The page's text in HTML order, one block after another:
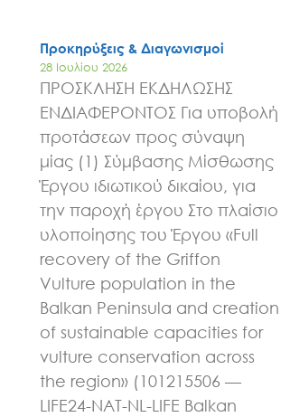
Προκηρύξεις & Διαγωνισμοί
28 Ιουλίου 2026
ΠΡΟΣΚΛΗΣΗ ΕΚΔΗΛΩΣΗΣ
ΕΝΔΙΑΦΕΡΟΝΤΟΣ Για υποβολή
προτάσεων προς σύναψη
μίας (1) Σύμβασης Μίσθωσης
Έργου ιδιωτικού δικαίου, για
την παροχή έργου Στο πλαίσιο
υλοποίησης του Έργου «Full
recovery of the Griffon
Vulture population in the
Balkan Peninsula and creation
of sustainable capacities for
vulture conservation across
the region» (101215506 —
LIFE24-NAT-NL-LIFE Balkan